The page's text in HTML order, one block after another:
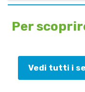
Per
Vedi tutti i